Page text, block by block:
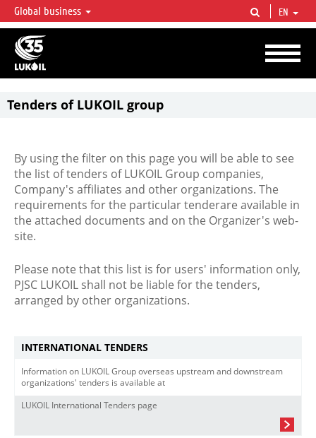
LUKOIL OVERVIEW
LUKOIL is one of the largest oil & gas vertical integrated companies in the world
accounting for over 2% of crude production and circa 1% of proved hydrocarbon
reserves globally.
Global business EN
Tenders of LUKOIL group
By using the filter on this page you will be able to see
the list of tenders of LUKOIL Group companies,
Company's affiliates and other organizations. The
requirements for the particular tenderare available in
the attached documents and on the Organizer's web-
site.
Please note that this list is for users' information only,
PJSC LUKOIL shall not be liable for the tenders,
arranged by other organizations.
INTERNATIONAL TENDERS
Information on LUKOIL Group overseas upstream and downstream
organizations' tenders is available at
LUKOIL International Tenders page